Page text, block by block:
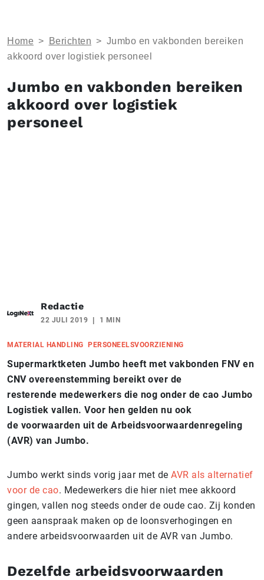
Home > Berichten > Jumbo en vakbonden bereiken
akkoord over logistiek personeel
Jumbo en vakbonden bereiken
akkoord over logistiek
personeel
Redactie
22 JULI 2019 1 MIN
MATERIAL HANDLING PERSONEELSVOORZIENING
Supermarktketen Jumbo heeft met vakbonden FNV en
CNV overeenstemming bereikt over de
resterende medewerkers die nog onder de cao Jumbo
Logistiek vallen. Voor hen gelden nu ook
de voorwaarden uit de Arbeidsvoorwaardenregeling
(AVR) van Jumbo.
Jumbo werkt sinds vorig jaar met de AVR als alternatief
voor de cao. Medewerkers die hier niet mee akkoord
gingen, vallen nog steeds onder de oude cao. Zij konden
geen aanspraak maken op de loonsverhogingen en
andere arbeidsvoorwaarden uit de AVR van Jumbo.
Dezelfde arbeidsvoorwaarden